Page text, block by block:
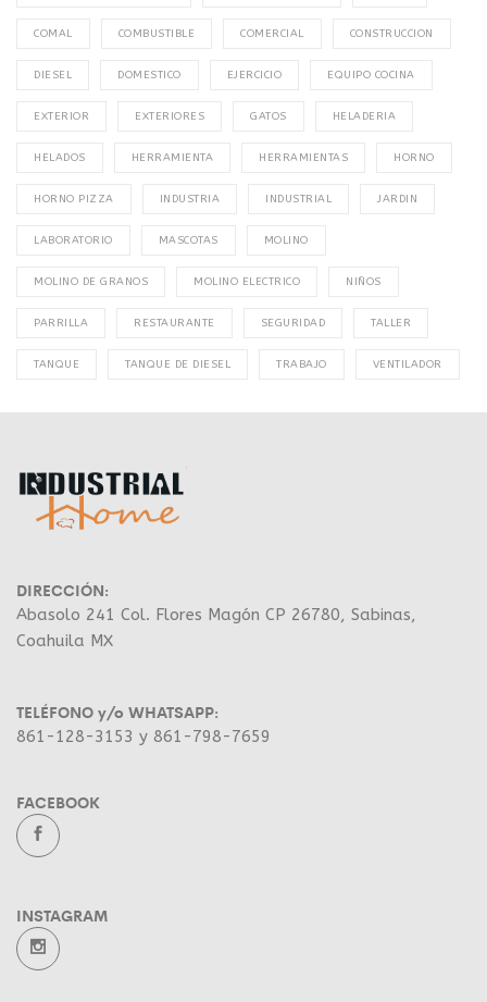
COMAL COMBUSTIBLE COMERCIAL CONSTRUCCION
DIESEL DOMESTICO EJERCICIO EQUIPO COCINA
EXTERIOR EXTERIORES GATOS HELADERIA
HELADOS HERRAMIENTA HERRAMIENTAS HORNO
HORNO PIZZA INDUSTRIA INDUSTRIAL JARDIN
LABORATORIO MASCOTAS MOLINO
MOLINO DE GRANOS MOLINO ELECTRICO NIÑOS
PARRILLA RESTAURANTE SEGURIDAD TALLER
TANQUE TANQUE DE DIESEL TRABAJO VENTILADOR
DIRECCIÓN:
Abasolo 241 Col. Flores Magón CP 26780, Sabinas,
Coahuila MX
TELÉFONO y/o WHATSAPP:
861-128-3153 y 861-798-7659
FACEBOOK
INSTAGRAM